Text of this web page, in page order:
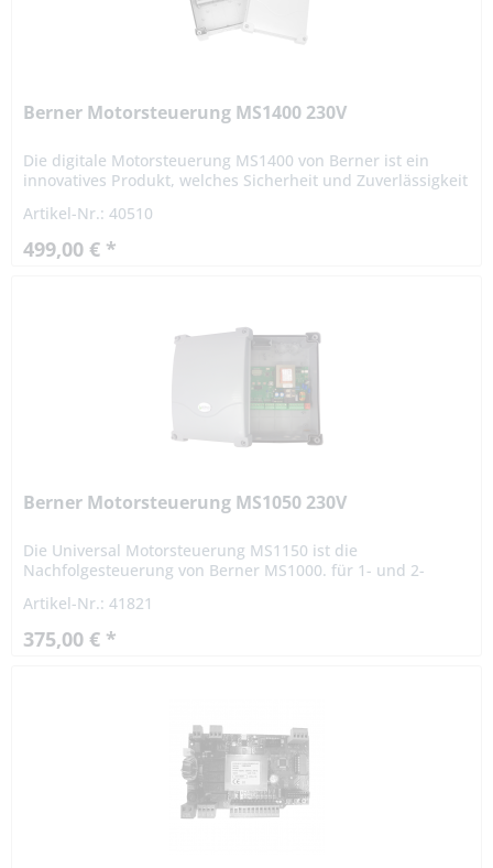
Berner Motorsteuerung MS1400 230V
Die digitale Motorsteuerung MS1400 von Berner ist ein
innovatives Produkt, welches Sicherheit und Zuverlässigkeit
230 V...
Artikel-Nr.: 40510
499,00 € *
Berner Motorsteuerung MS1050 230V
Die Universal Motorsteuerung MS1150 ist die
Nachfolgesteuerung von Berner MS1000. für 1- und 2-
externen potentialfreien...
Artikel-Nr.: 41821
375,00 € *